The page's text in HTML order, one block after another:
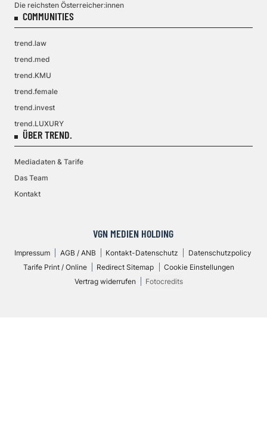
Die reichsten Österreicher:innen
COMMUNITIES
trend.law
trend.med
trend.KMU
trend.female
trend.invest
trend.LUXURY
ÜBER TREND.
Mediadaten & Tarife
Das Team
Kontakt
VGN MEDIEN HOLDING
Impressum AGB / ANB Kontakt-Datenschutz
Datenschutzpolicy
Tarife Print / Online
Redirect Sitemap
Cookie Einstellungen
Vertrag widerrufen
Fotocredits